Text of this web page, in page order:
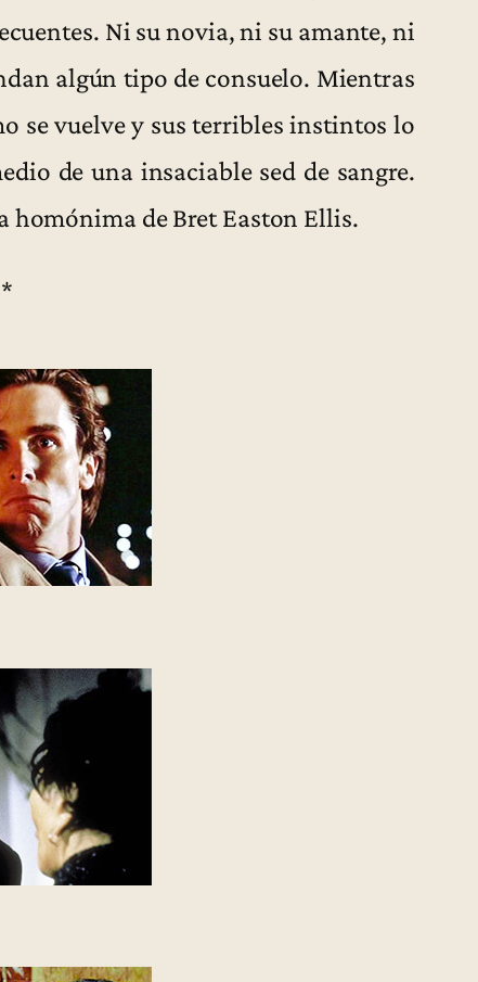
Ni su novia, ni su amante, ni
algún tipo de consuelo. Mientras
se vuelve y sus terribles instintos lo
de una insaciable sed de sangre.
homónima de Bret Easton Ellis.